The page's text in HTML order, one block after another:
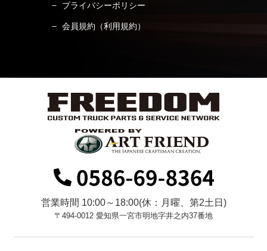
プライバシーポリシー
会員規約（利用規約）
営業時間 10:00～18:00(休：月曜、第2土日)
〒494-0012 愛知県一宮市明地字井之内37番地